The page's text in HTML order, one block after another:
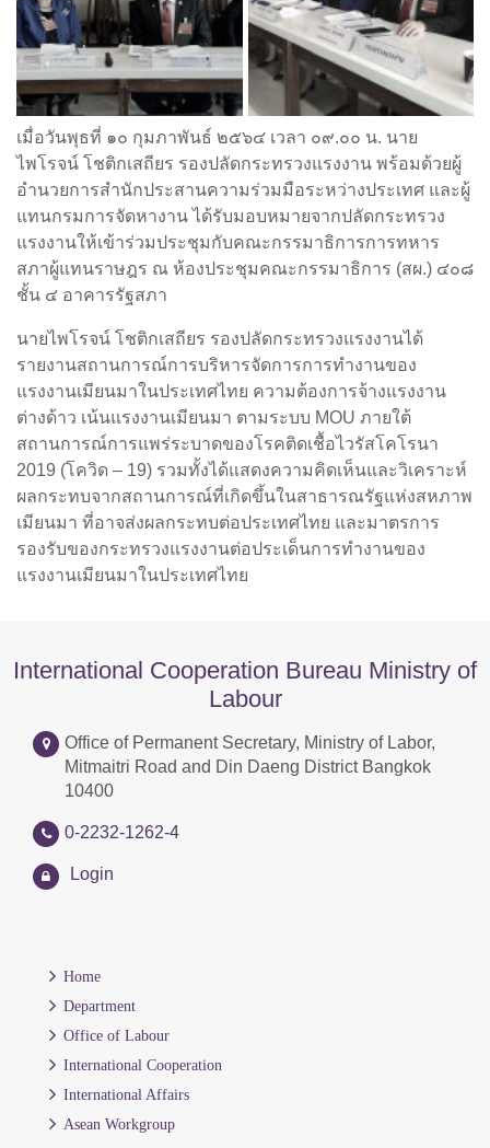
เมื่อวันพุธที่ ๑๐ กุมภาพันธ์ ๒๕๖๔ เวลา ๐๙.๐๐ น. นาย
ไพโรจน์ โชติกเสถียร รองปลัดกระทรวงแรงงาน พร้อมด้วยผู้
อำนวยการสำนักประสานความร่วมมือระหว่างประเทศ และผู้
แทนกรมการจัดหางาน ได้รับมอบหมายจากปลัดกระทรวง
แรงงานให้เข้าร่วมประชุมกับคณะกรรมาธิการการทหาร
สภาผู้แทนราษฎร ณ ห้องประชุมคณะกรรมาธิการ (สผ.) ๔๐๘
ชั้น ๔ อาคารรัฐสภา
นายไพโรจน์ โชติกเสถียร รองปลัดกระทรวงแรงงานได้
รายงานสถานการณ์การบริหารจัดการการทำงานของ
แรงงานเมียนมาในประเทศไทย ความต้องการจ้างแรงงาน
ต่างด้าว เน้นแรงงานเมียนมา ตามระบบ MOU ภายใต้
สถานการณ์การแพร่ระบาดของโรคติดเชื้อไวรัสโคโรนา
2019 (โควิด – 19) รวมทั้งได้แสดงความคิดเห็นและวิเคราะห์
ผลกระทบจากสถานการณ์ที่เกิดขึ้นในสาธารณรัฐแห่งสหภาพ
เมียนมา ที่อาจส่งผลกระทบต่อประเทศไทย และมาตรการ
รองรับของกระทรวงแรงงานต่อประเด็นการทำงานของ
แรงงานเมียนมาในประเทศไทย
International Cooperation Bureau Ministry of
Labour
Office of Permanent Secretary, Ministry of Labor,
Mitmaitri Road and Din Daeng District Bangkok
10400
0-2232-1262-4
Login
Home
Department
Office of Labour
International Cooperation
International Affairs
Asean Workgroup